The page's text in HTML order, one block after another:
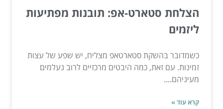
הצלחת סטארט-אפ: תובנות מפתיעות
ליזמים
כשמדובר בהשקת סטארטאפ מצליח, יש שפע של עצות
זמינות. עם זאת, כמה היבטים מרכזיים לרוב נעלמים
מעיניהם....
קרא עוד »